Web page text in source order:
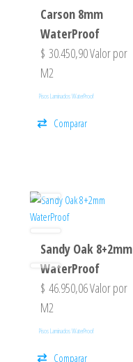
Carson 8mm
WaterProof
$ 30.450,90Valor por
M2
Pisos Laminados WaterProof
Comparar
Sandy Oak 8+2mm
WaterProof
$ 46.950,06Valor por
M2
Pisos Laminados WaterProof
Comparar